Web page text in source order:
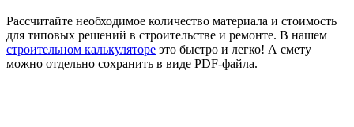
Рассчитайте необходимое количество материала и стоимость
для типовых решений в строительстве и ремонте. В нашем
строительном калькуляторе это быстро и легко! А смету
можно отдельно сохранить в виде PDF-файла.